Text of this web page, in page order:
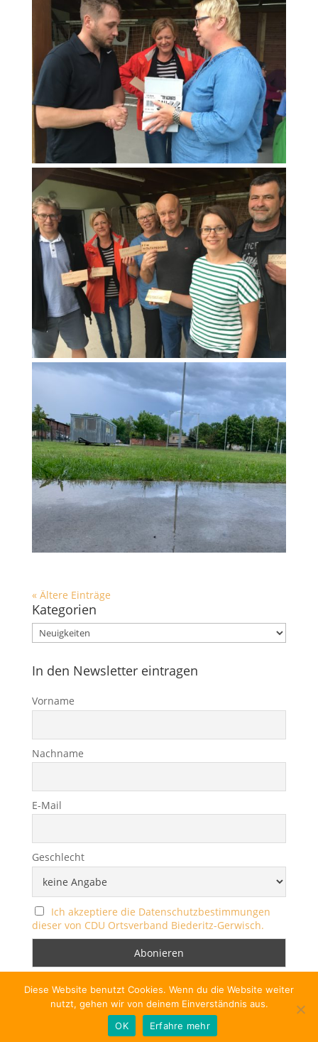
« Ältere Einträge
Kategorien
Kategorien
In den Newsletter eintragen
Vorname
Nachname
E-Mail
Geschlecht
Ich akzeptiere die Datenschutzbestimmungen
dieser von CDU Ortsverband Biederitz-Gerwisch.
Diese Website benutzt Cookies. Wenn du die Website weiter
nutzt, gehen wir von deinem Einverständnis aus.
OK
Erfahre mehr